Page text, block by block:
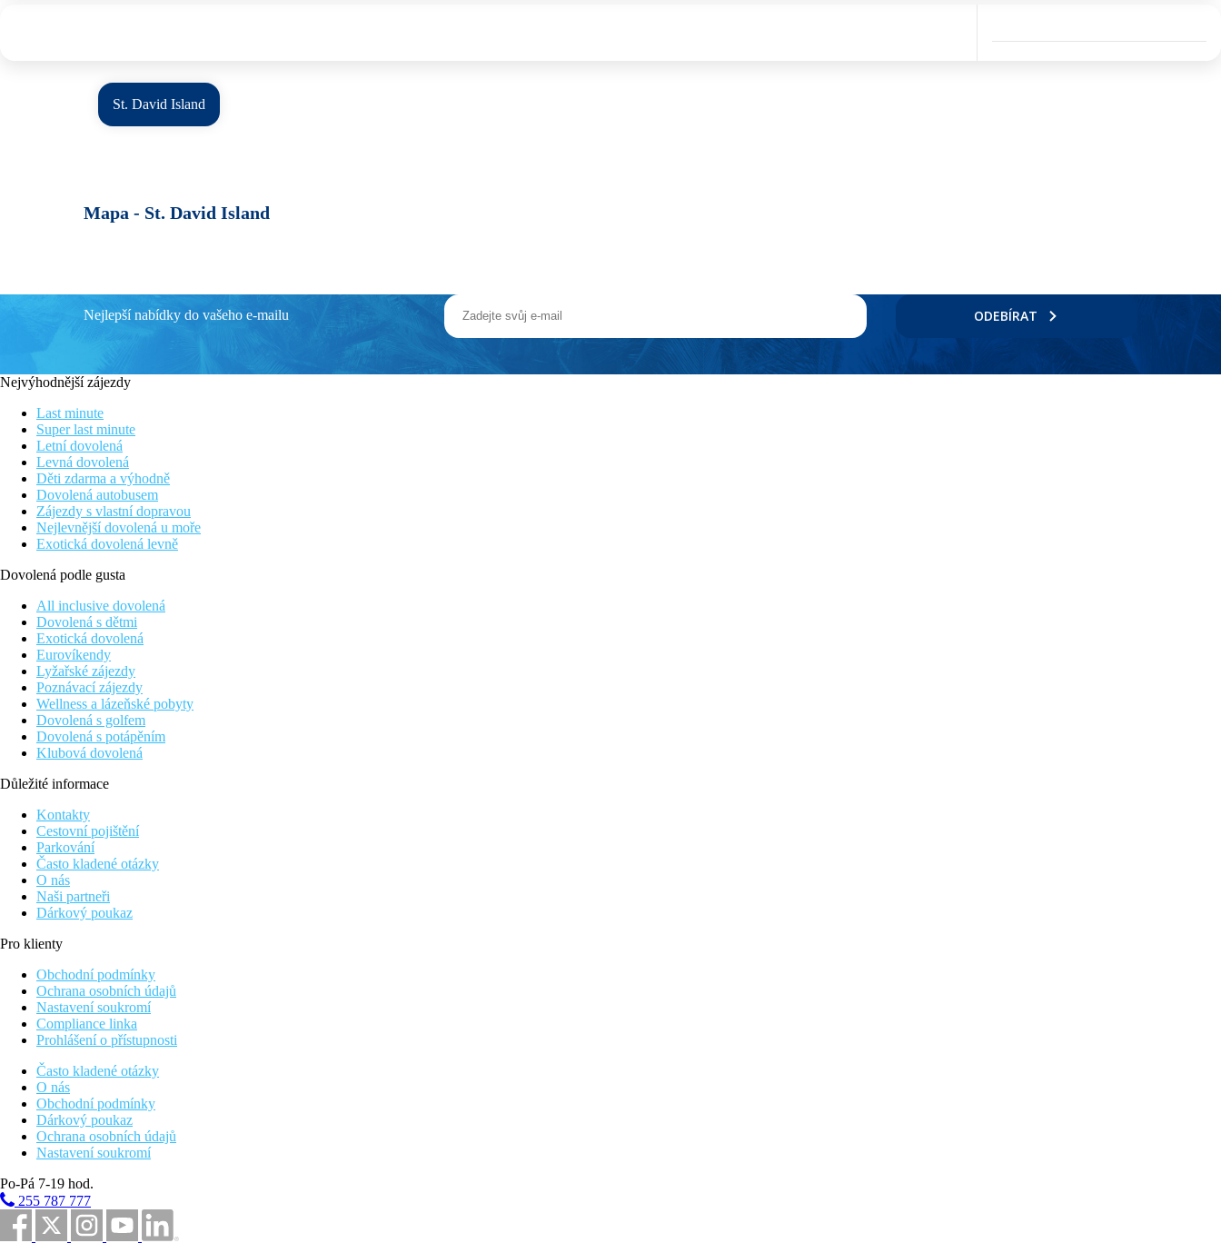
St. David Island
Mapa - St. David Island
Nejlepší nabídky do vašeho e-mailu ODEBÍRAT
Nejvýhodnější zájezdy
Last minute
Super last minute
Letní dovolená
Levná dovolená
Děti zdarma a výhodně
Dovolená autobusem
Zájezdy s vlastní dopravou
Nejlevnější dovolená u moře
Exotická dovolená levně
Dovolená podle gusta
All inclusive dovolená
Dovolená s dětmi
Exotická dovolená
Eurovíkendy
Lyžařské zájezdy
Poznávací zájezdy
Wellness a lázeňské pobyty
Dovolená s golfem
Dovolená s potápěním
Klubová dovolená
Důležité informace
Kontakty
Cestovní pojištění
Parkování
Často kladené otázky
O nás
Naši partneři
Dárkový poukaz
Pro klienty
Obchodní podmínky
Ochrana osobních údajů
Nastavení soukromí
Compliance linka
Prohlášení o přístupnosti
Často kladené otázky
O nás
Obchodní podmínky
Dárkový poukaz
Ochrana osobních údajů
Nastavení soukromí
Po-Pá 7-19 hod.
255 787 777